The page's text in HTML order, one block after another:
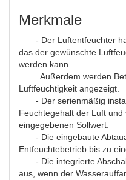
Merkmale
- Der Luftentfeuchter
das der gewünschte
werden kann.
Außerdem werden
Luftfeuchtigkeit angezeigt.
- Der serienmäßig
Feuchtegehalt der Luft
eingegebenen Sollwert.
- Die eingebaute
Entfeuchtebetrieb bis zu
- Die integrierte
aus, wenn der